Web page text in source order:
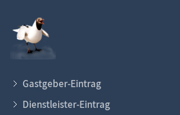
Gastgeber-Eintrag
Dienstleister-Eintrag